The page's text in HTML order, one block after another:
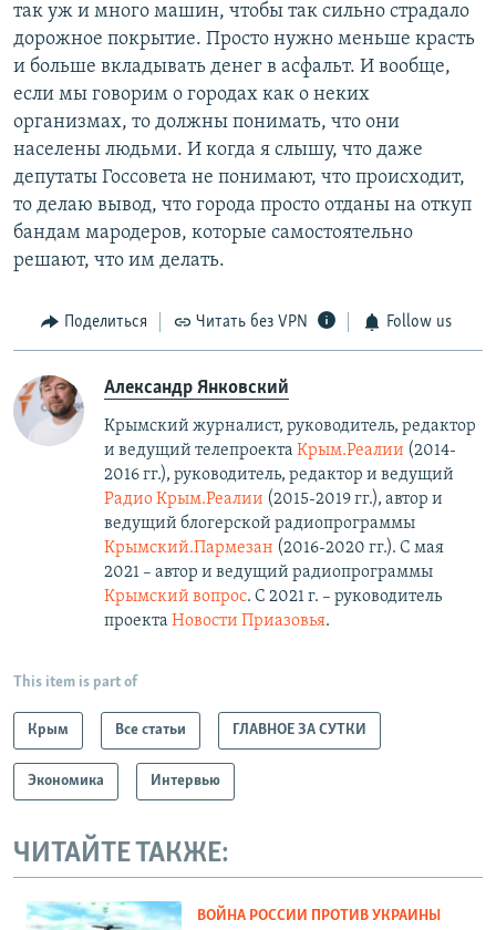
так уж и много машин, чтобы так сильно страдало
дорожное покрытие. Просто нужно меньше красть
и больше вкладывать денег в асфальт. И вообще,
если мы говорим о городах как о неких
организмах, то должны понимать, что они
населены людьми. И когда я слышу, что даже
депутаты Госсовета не понимают, что происходит,
то делаю вывод, что города просто отданы на откуп
бандам мародеров, которые самостоятельно
решают, что им делать.
Поделиться Читать без VPN Follow us
Александр Янковский
Крымский журналист, руководитель, редактор
и ведущий телепроекта Крым.Реалии (2014-
2016 гг.), руководитель, редактор и ведущий
Радио Крым.Реалии (2015-2019 гг.), автор и
ведущий блогерской радиопрограммы
Крымский.Пармезан (2016-2020 гг.)​. С мая
2021 – автор и ведущий радиопрограммы
Крымский вопрос. С 2021 г. – руководитель
проекта Новости Приазовья.
This item is part of
Крым Все статьи ГЛАВНОЕ ЗА СУТКИ
Экономика Интервью
ЧИТАЙТЕ ТАКЖЕ:
ВОЙНА РОССИИ ПРОТИВ УКРАИНЫ